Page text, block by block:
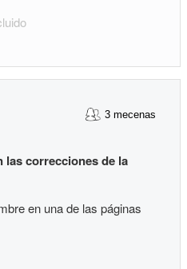
3 mecenas
las correcciones de la
en una de las páginas